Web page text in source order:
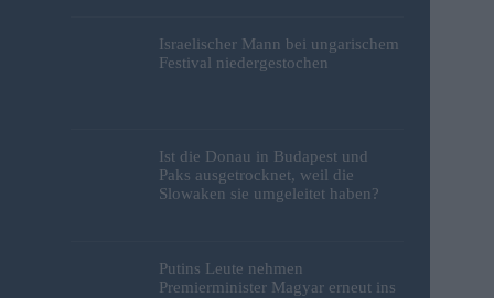
Israelischer Mann bei ungarischem
Festival niedergestochen
Ist die Donau in Budapest und
Paks ausgetrocknet, weil die
Slowaken sie umgeleitet haben?
Putins Leute nehmen
Premierminister Magyar erneut ins